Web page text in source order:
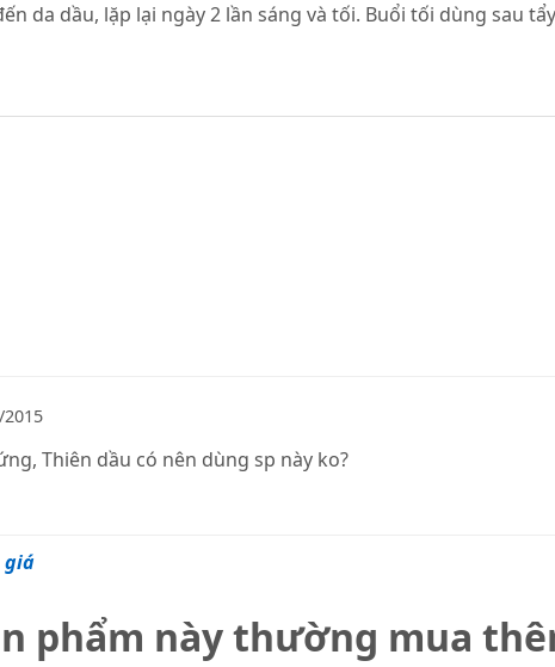
da dầu, lặp lại ngày 2 lần sáng và tối. Buổi tối dùng sau
Thiên dầu có nên dùng sp này ko?
giá
phẩm này thường mua